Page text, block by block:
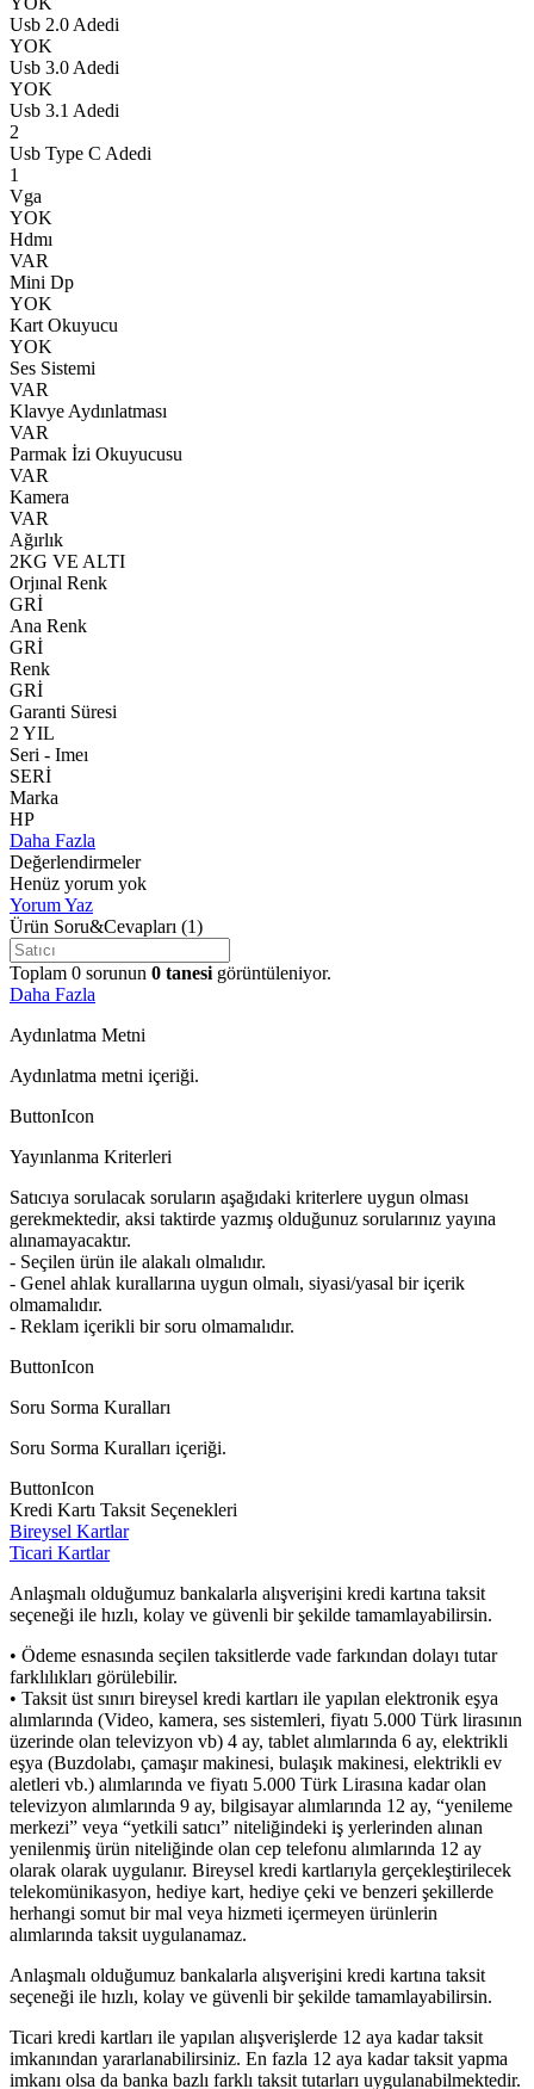
Usb 2.0 Adedi
YOK
Usb 3.0 Adedi
YOK
Usb 3.1 Adedi
2
Usb Type C Adedi
1
Vga
YOK
Hdmı
VAR
Mini Dp
YOK
Kart Okuyucu
YOK
Ses Sistemi
VAR
Klavye Aydınlatması
VAR
Parmak İzi Okuyucusu
VAR
Kamera
VAR
Ağırlık
2KG VE ALTI
Orjınal Renk
GRİ
Ana Renk
GRİ
Renk
GRİ
Garanti Süresi
2 YIL
Seri - Imeı
SERİ
Marka
HP
Daha Fazla
Değerlendirmeler
Henüz yorum yok
Yorum Yaz
Ürün Soru&Cevapları (1)
Toplam 0 sorunun 0 tanesi görüntüleniyor.
Daha Fazla
Aydınlatma Metni
Aydınlatma metni içeriği.
ButtonIcon
Yayınlanma Kriterleri
Satıcıya sorulacak soruların aşağıdaki kriterlere uygun olması
gerekmektedir, aksi taktirde yazmış olduğunuz sorularınız yayına
alınamayacaktır.
- Seçilen ürün ile alakalı olmalıdır.
- Genel ahlak kurallarına uygun olmalı, siyasi/yasal bir içerik
olmamalıdır.
- Reklam içerikli bir soru olmamalıdır.
ButtonIcon
Soru Sorma Kuralları
Soru Sorma Kuralları içeriği.
ButtonIcon
Kredi Kartı Taksit Seçenekleri
Bireysel Kartlar
Ticari Kartlar
Anlaşmalı olduğumuz bankalarla alışverişini kredi kartına taksit
seçeneği ile hızlı, kolay ve güvenli bir şekilde tamamlayabilirsin.
• Ödeme esnasında seçilen taksitlerde vade farkından dolayı tutar
farklılıkları görülebilir.
• Taksit üst sınırı bireysel kredi kartları ile yapılan elektronik eşya
alımlarında (Video, kamera, ses sistemleri, fiyatı 5.000 Türk lirasının
üzerinde olan televizyon vb) 4 ay, tablet alımlarında 6 ay, elektrikli
eşya (Buzdolabı, çamaşır makinesi, bulaşık makinesi, elektrikli ev
aletleri vb.) alımlarında ve fiyatı 5.000 Türk Lirasına kadar olan
televizyon alımlarında 9 ay, bilgisayar alımlarında 12 ay, “yenileme
merkezi” veya “yetkili satıcı” niteliğindeki iş yerlerinden alınan
yenilenmiş ürün niteliğinde olan cep telefonu alımlarında 12 ay
olarak olarak uygulanır. Bireysel kredi kartlarıyla gerçekleştirilecek
telekomünikasyon, hediye kart, hediye çeki ve benzeri şekillerde
herhangi somut bir mal veya hizmeti içermeyen ürünlerin
alımlarında taksit uygulanamaz.
Anlaşmalı olduğumuz bankalarla alışverişini kredi kartına taksit
seçeneği ile hızlı, kolay ve güvenli bir şekilde tamamlayabilirsin.
Ticari kredi kartları ile yapılan alışverişlerde 12 aya kadar taksit
imkanından yararlanabilirsiniz. En fazla 12 aya kadar taksit yapma
imkanı olsa da banka bazlı farklı taksit tutarları uygulanabilmektedir.